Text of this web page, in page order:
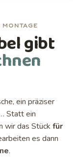
gibt
ein präziser
Statt ein
wir das Stück für
es dann
.